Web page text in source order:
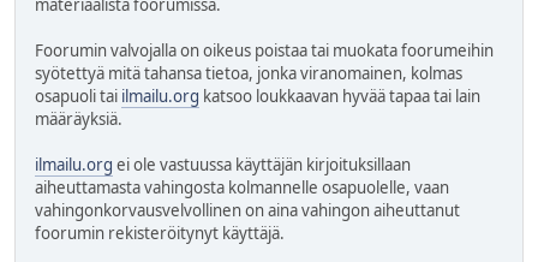
materiaalista foorumissa.
Foorumin valvojalla on oikeus poistaa tai muokata foorumeihin
syötettyä mitä tahansa tietoa, jonka viranomainen, kolmas
osapuoli tai ilmailu.org katsoo loukkaavan hyvää tapaa tai lain
määräyksiä.
ilmailu.org ei ole vastuussa käyttäjän kirjoituksillaan
aiheuttamasta vahingosta kolmannelle osapuolelle, vaan
vahingonkorvausvelvollinen on aina vahingon aiheuttanut
foorumin rekisteröitynyt käyttäjä.